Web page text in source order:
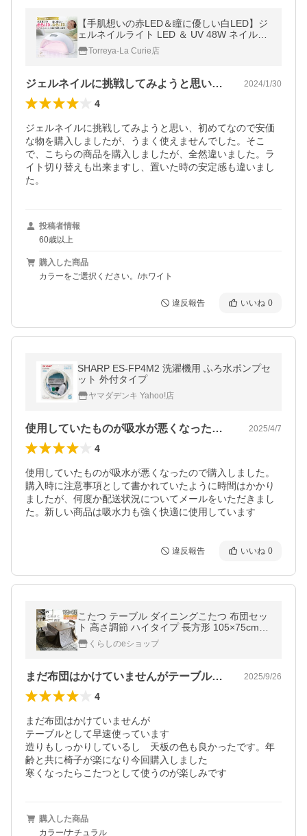
【手肌想いの赤LED＆瞳に優しい白LED】ジ
ェルネイルライト LED ＆ UV 48W ネイルラ
イト 低ヒート機能 自動センサー ジェルネイ
ル レジン【1年保証 ueenail監修】
Torreya-La Curie店
ジェルネイルに挑戦してみようと思い、初… 2024/1/30
4
ジェルネイルに挑戦してみようと思い、初めてなので安価
な物を購入しましたが、うまく使えませんでした。そこ
で、こちらの商品を購入しましたが、全然違いました。ラ
イト切り替えも出来ますし、置いた時の安定感も違いまし
た。
投稿者情報
60歳以上
購入した商品
カラーをご選択ください。/ホワイト
違反報告 いいね 0
SHARP ES-FP4M2 洗濯機用 ふろ水ポンプセ
ット 外付タイプ
ヤマダデンキ Yahoo!店
使用していたものが吸水が悪くなったので… 2025/4/7
4
使用していたものが吸水が悪くなったので購入しました。
購入時に注意事項として書かれていたように時間はかかり
ましたが、何度か配送状況についてメールをいただきまし
た。新しい商品は吸水力も強く快適に使用しています
違反報告 いいね 0
こたつ テーブル ダイニングこたつ 布団セッ
ト 高さ調節 ハイタイプ 長方形 105×75cm
おしゃれ
くらしのeショップ
まだ布団はかけていませんがテーブルとし… 2025/9/26
4
まだ布団はかけていませんが
テーブルとして早速使っています
造りもしっかりしているし　天板の色も良かったです。年
齢と共に椅子が楽になり今回購入しました
寒くなったらこたつとして使うのが楽しみです
購入した商品
カラー/ナチュラル